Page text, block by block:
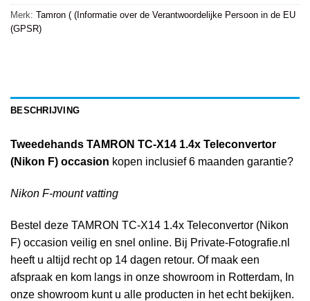
Merk: Tamron ( (Informatie over de Verantwoordelijke Persoon in de EU
(GPSR)
BESCHRIJVING
Tweedehands TAMRON TC-X14 1.4x Teleconvertor
(Nikon F) occasion kopen inclusief 6 maanden garantie?
Nikon F-mount vatting
Bestel deze TAMRON TC-X14 1.4x Teleconvertor (Nikon
F) occasion veilig en snel online. Bij Private-Fotografie.nl
heeft u altijd recht op 14 dagen retour. Of maak een
afspraak en kom langs in onze showroom in Rotterdam, In
onze showroom kunt u alle producten in het echt bekijken.